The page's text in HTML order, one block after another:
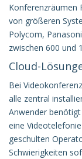
Konferenzräumen
von größeren
Polycom,
zwischen 600 und
Cloud-
Bei
alle zentral
Anwender
eine
geschulten
Schwierigkeiten